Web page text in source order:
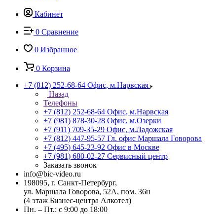
Кабинет
0 Сравнение
0 Избранное
0 Корзина
+7 (812) 252-68-64 Офис, м.Нарвская
Назад
Телефоны
+7 (812) 252-68-64 Офис, м.Нарвская
+7 (981) 878-30-28 Офис, м.Озерки
+7 (911) 709-35-29 Офис, м.Ладожская
+7 (812) 447-95-57 Гл. офис Маршала Говорова
+7 (495) 645-23-92 Офис в Москве
+7 (981) 680-02-27 Сервисный центр
Заказать звонок
info@bic-video.ru
198095, г. Санкт-Петербург,
ул. Маршала Говорова, 52А, пом. 36н
(4 этаж Бизнес-центра Алкотел)
Пн. – Пт.: с 9:00 до 18:00